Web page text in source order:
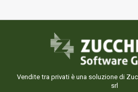
Vendite tra privati è una soluzione di
srl